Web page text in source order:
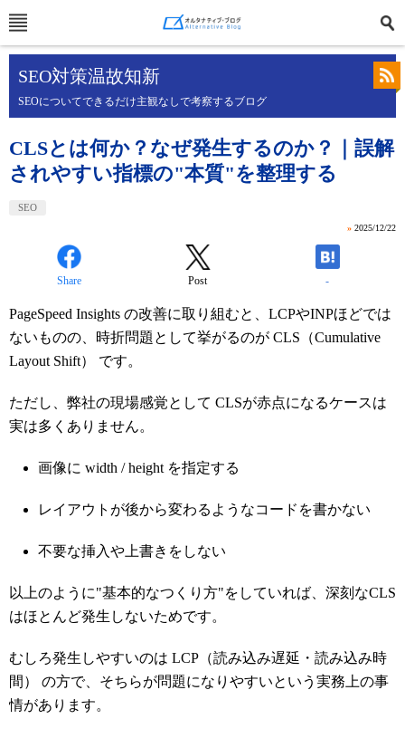
SEO対策温故知新
SEOについてできるだけ主観なしで考察するブログ
CLSとは何か？なぜ発生するのか？｜誤解
されやすい指標の"本質"を整理する
SEO
» 2025/12/22
Share Post -
PageSpeed Insights の改善に取り組むと、LCPやINPほどでは
ないものの、時折問題として挙がるのが CLS（Cumulative
Layout Shift） です。
ただし、弊社の現場感覚として CLSが赤点になるケースは
実は多くありません。
画像に width / height を指定する
レイアウトが後から変わるようなコードを書かない
不要な挿入や上書きをしない
以上のように"基本的なつくり方"をしていれば、深刻なCLS
はほとんど発生しないためです。
むしろ発生しやすいのは LCP（読み込み遅延・読み込み時
間） の方で、そちらが問題になりやすいという実務上の事
情があります。